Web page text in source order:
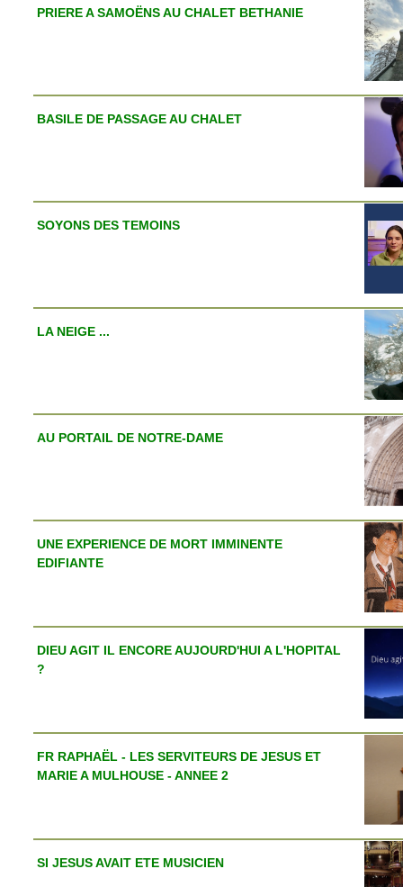
PRIERE A SAMOËNS AU CHALET BETHANIE
BASILE DE PASSAGE AU CHALET
SOYONS DES TEMOINS
LA NEIGE ...
AU PORTAIL DE NOTRE-DAME
UNE EXPERIENCE DE MORT IMMINENTE
EDIFIANTE
DIEU AGIT IL ENCORE AUJOURD'HUI A L'HOPITAL
?
FR RAPHAËL - LES SERVITEURS DE JESUS ET
MARIE A MULHOUSE - ANNEE 2
SI JESUS AVAIT ETE MUSICIEN